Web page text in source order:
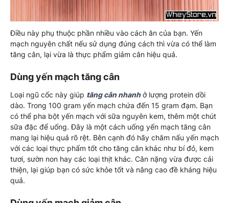
Điều này phụ thuộc phần nhiều vào cách ăn của bạn. Yến
mạch nguyên chất nếu sử dụng đúng cách thì vừa có thể làm
tăng cân, lại vừa là thực phẩm giảm cân hiệu quả.
Dùng yến mạch tăng cân
Loại ngũ cốc này giúp tăng cân nhanhở lượng protein dồi
dào. Trong 100 gram yến mạch chứa đến 15 gram đạm. Bạn
có thể pha bột yến mạch với sữa nguyên kem, thêm một chút
sữa đặc để uống. Đây là một cách uống yến mạch tăng cân
mang lại hiệu quả rõ rệt. Bên cạnh đó hãy chăm nấu yến mạch
với các loại thực phẩm tốt cho tăng cân khác như bí đỏ, kem
tươi, sườn non hay các loại thịt khác. Cân nặng vừa được cải
thiện, lại giúp bạn có sức khỏe tốt và nâng cao đề kháng hiệu
quả.